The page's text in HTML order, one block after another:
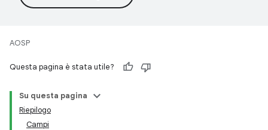
AOSP
Questa pagina è stata utile?
Su questa pagina
Riepilogo
Campi